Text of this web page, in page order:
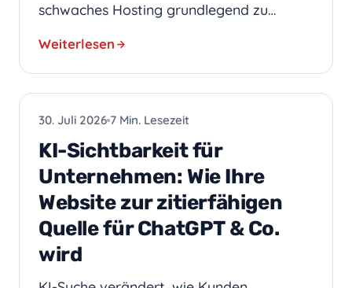
schwaches Hosting grundlegend zu…
Weiterlesen
WEBDESIGN
30. Juli 2026 7 Min. Lesezeit
KI-Sichtbarkeit für
Unternehmen: Wie Ihre
Website zur zitierfähigen
Quelle für ChatGPT & Co.
wird